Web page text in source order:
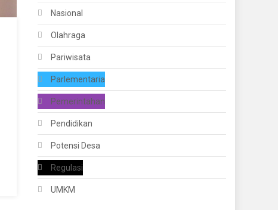
Nasional
Olahraga
Pariwisata
Parlementaria
Pemerintahan
Pendidikan
Potensi Desa
Regulasi
UMKM